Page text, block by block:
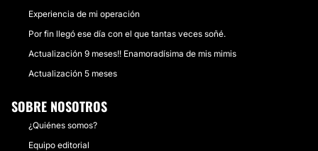
Experiencia de mi operación
Por fin llegó ese día con el que tantas veces soñé.
Actualización 9 meses!! Enamoradísima de mis mimis
Actualización 5 meses
SOBRE NOSOTROS
¿Quiénes somos?
Equipo editorial